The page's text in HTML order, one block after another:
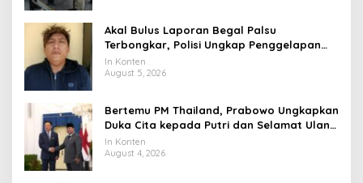
Akal Bulus Laporan Begal Palsu
Terbongkar, Polisi Ungkap Penggelapan
Uang Perusahaan untuk Crypto
In Konten
August 5, 2026
Bertemu PM Thailand, Prabowo Ungkapkan
Duka Cita kepada Putri dan Selamat Ulang
Tahun ke Raja Thailand
In Konten
August 4, 2026